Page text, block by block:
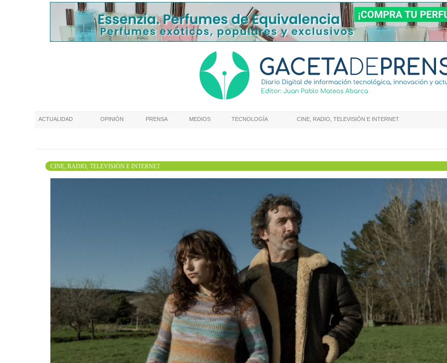
ACTUALIDAD OPINIÓN PRENSA MEDIOS TECNOLOGÍA CINE, RADIO, TELEVISIÓN E INTERNET
CINE, RADIO, TELEVISIÓN E INTERNET